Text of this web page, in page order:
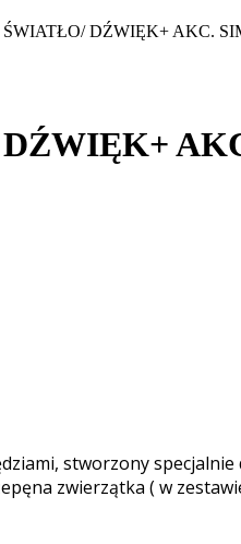
DŹWIĘK+ AKC.
stworzony specjalnie
zwierzątka ( w